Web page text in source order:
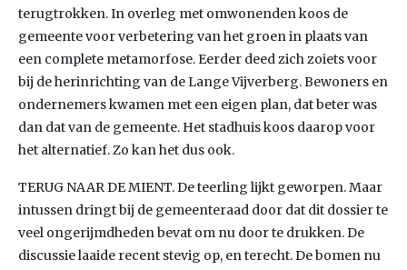
terugtrokken. In overleg met omwonenden koos de
gemeente voor verbetering van het groen in plaats van
een complete metamorfose. Eerder deed zich zoiets voor
bij de herinrichting van de Lange Vijverberg. Bewoners en
ondernemers kwamen met een eigen plan, dat beter was
dan dat van de gemeente. Het stadhuis koos daarop voor
het alternatief. Zo kan het dus ook.
TERUG NAAR DE MIENT. De teerling lijkt geworpen. Maar
intussen dringt bij de gemeenteraad door dat dit dossier te
veel ongerijmdheden bevat om nu door te drukken. De
discussie laaide recent stevig op, en terecht. De bomen nu